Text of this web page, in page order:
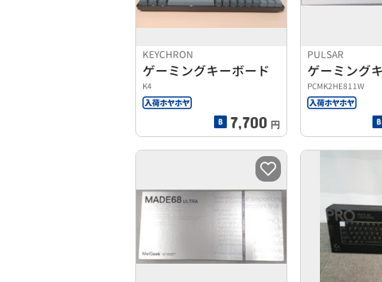
KEYCHRON
ゲーミングキーボード
K4
7,700 円
PULSAR
ゲーミング
PCMK2HE811W